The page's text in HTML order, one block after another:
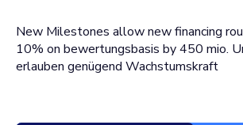
New Milestones allow new financing
10% on bewertungsbasis by 450 mio.
erlauben genügend Wachstumskraft